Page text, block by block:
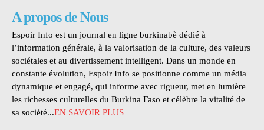
A propos de Nous
Espoir Info est un journal en ligne burkinabè dédié à
l’information générale, à la valorisation de la culture, des valeurs
sociétales et au divertissement intelligent. Dans un monde en
constante évolution, Espoir Info se positionne comme un média
dynamique et engagé, qui informe avec rigueur, met en lumière
les richesses culturelles du Burkina Faso et célèbre la vitalité de
sa société...EN SAVOIR PLUS